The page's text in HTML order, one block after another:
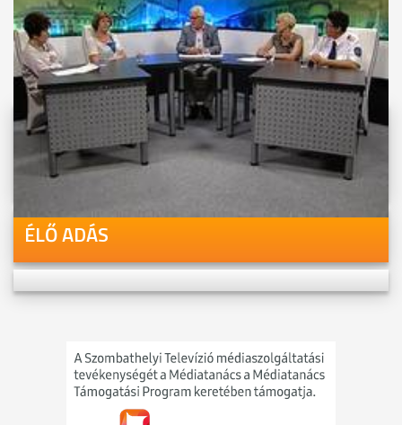
Videóink megtekinthetőek
Youtube-csatornánkon is!
ÉLŐ ADÁS